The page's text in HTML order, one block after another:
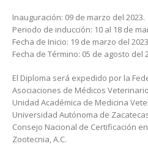
Inauguración: 09 de marzo del 2023.
Periodo de inducción: 10 al 18 de
Fecha de Inicio: 19 de marzo del
Fecha de Término: 05 de agosto del
El Diploma será expedido por la
Asociaciones de Médicos
Unidad Académica de Medicina
Universidad Autónoma de
Consejo Nacional de Certificación
Zootecnia, A.C.